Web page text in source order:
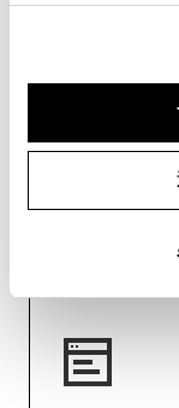
い。
チャット